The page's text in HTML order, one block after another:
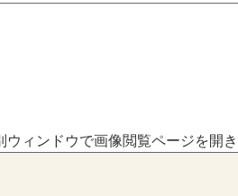
ィンドウで画像閲覧ページを開き